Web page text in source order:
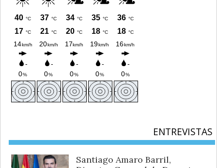
ENTREVISTAS
Santiago Amaro Barril,